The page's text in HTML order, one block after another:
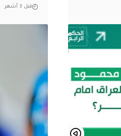
قبل 3 أشهر